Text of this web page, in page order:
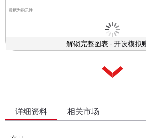
数据为指示性
解锁完整图表 -
详细资料 相关市场